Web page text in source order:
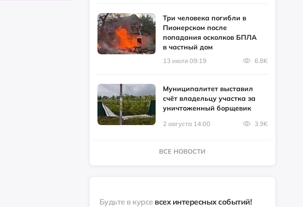
Три человека погибли в
Пионерском после
попадания осколков БПЛА
в частный дом
13 июля 09:19 6.8K
Муниципалитет выставил
счёт владельцу участка за
уничтоженный борщевик
2 августа 14:00 3.9K
ВСЕ НОВОСТИ
Будьте в курсе всех интересных событий!